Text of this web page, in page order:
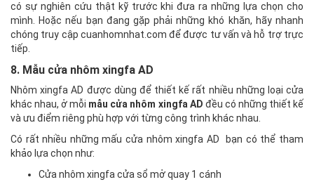
có sự nghiên cứu thật kỹ trước khi đưa ra những lựa chọn cho
mình. Hoặc nếu bạn đang gặp phải những khó khăn, hãy nhanh
chóng truy cập cuanhomnhat.com để được tư vấn và hỗ trợ trực
tiếp.
8. Mẫu cửa nhôm xingfa AD
Nhôm xingfa AD được dùng để thiết kế rất nhiều những loại cửa
khác nhau, ở mỗi mẫu cửa nhôm xingfa AD đều có những thiết kế
và ưu điểm riêng phù hợp với từng công trình khác nhau.
Có rất nhiều những mấu cửa nhôm xingfa AD bạn có thể tham
khảo lựa chọn như:
Cửa nhôm xingfa cửa sổ mở quay 1 cánh